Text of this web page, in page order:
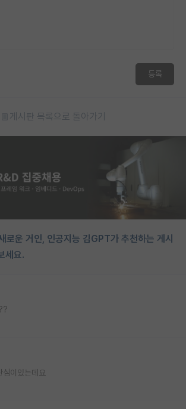
등록
게시판 목록으로 돌아가기
로운 거인, 인공지능 김GPT가 추천하는 게시
세요.
심이있는데요